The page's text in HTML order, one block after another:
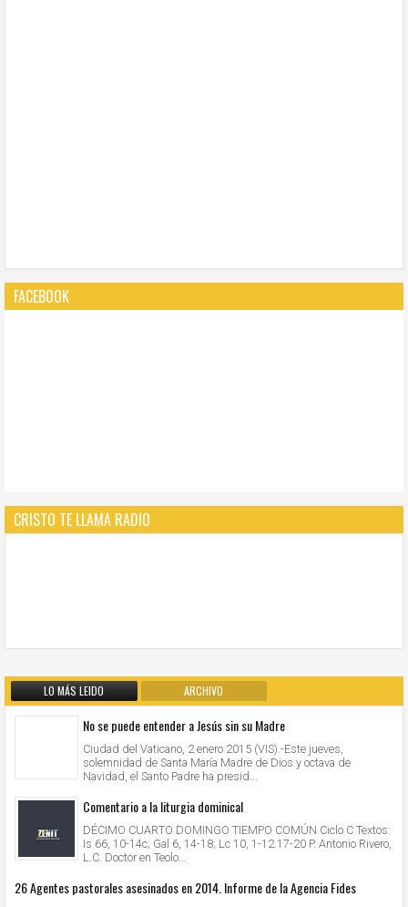
FACEBOOK
CRISTO TE LLAMA RADIO
LO MÁS LEIDO ARCHIVO
No se puede entender a Jesús sin su Madre
Ciudad del Vaticano, 2 enero 2015 (VIS).-Este jueves,
solemnidad de Santa María Madre de Dios y octava de
Navidad, el Santo Padre ha presid...
Comentario a la liturgia dominical
DÉCIMO CUARTO DOMINGO TIEMPO COMÚN Ciclo C Textos:
Is 66, 10-14c; Gal 6, 14-18; Lc 10, 1-12.17-20 P. Antonio Rivero,
L.C. Doctor en Teolo...
26 Agentes pastorales asesinados en 2014. Informe de la Agencia Fides